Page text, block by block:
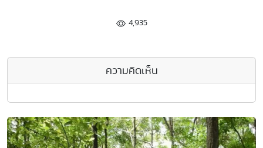
4,935
ความคิดเห็น